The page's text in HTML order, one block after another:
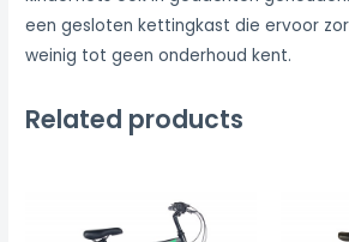
een gesloten kettingkast die ervoor
weinig tot geen onderhoud kent.
Related products